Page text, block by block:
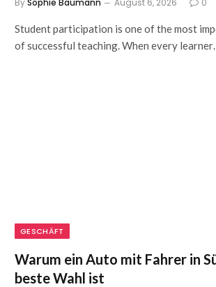
Student participation is one of the most
of successful teaching. When every
GESCHÄFT
Warum ein Auto mit Fahrer in
beste Wahl ist